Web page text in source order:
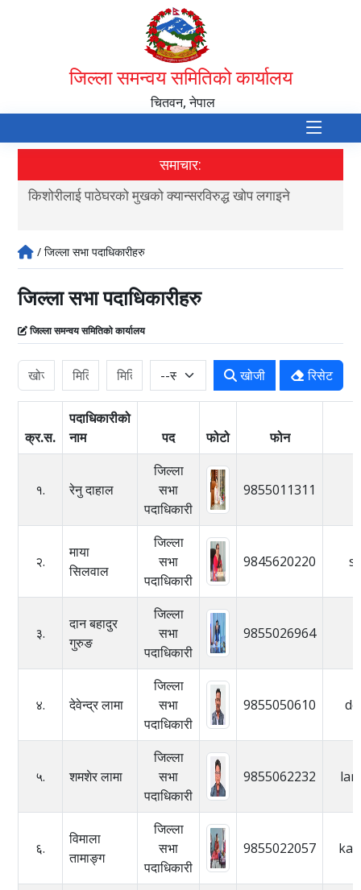
जिल्ला समन्वय समितिको कार्यालय
चितवन, नेपाल
समाचार:
खोप लगाइने आर्थिक वर्ष २०८१/८२ को जिल्ला दररेट
/ जिल्ला सभा पदाधिकारीहरु
जिल्ला सभा पदाधिकारीहरु
जिल्ला समन्वय समितिको कार्यालय
खोजी रिसेट
क्र.स.
पदाधिकारीको
नाम
पद फोटो फोन
१. रेनु दाहाल
जिल्ला
सभा
पदाधिकारी
9855011311
२.
माया
सिलवाल
जिल्ला
सभा
पदाधिकारी
9845620220
३.
दान बहादुर
गुरुङ
जिल्ला
सभा
पदाधिकारी
9855026964
४. देवेन्द्र लामा
जिल्ला
सभा
पदाधिकारी
9855050610
५. शमशेर लामा
जिल्ला
सभा
पदाधिकारी
9855062232
६.
विमाला
तामाङ्ग
जिल्ला
सभा
पदाधिकारी
9855022057